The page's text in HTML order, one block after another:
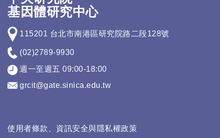
基因體研究中心
115201 台北市南港區研究院路二段128號
(02)2789-9930
週一至週五 09:00-18:00
grcit@gate.sinica.edu.tw
使用者條款、資訊安全與隱私權政策